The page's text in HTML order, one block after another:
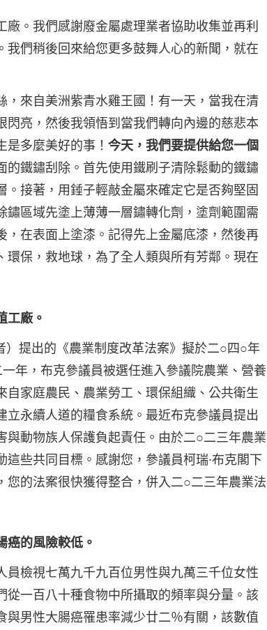
廠。我們感謝廢金屬處理業者協助收集並再利
們稍後回來給您更多鼓舞人心的新聞，就在
來自美洲紫青水雞王國！有一天，當我在清
亮，然後我領悟到當我們轉向內邊的慈悲本
是多麼美好的事！今天，我們要提供給您一個
的鐵鏽刮除。首先使用鐵刷子清除鬆動的鐵鏽
接著，用錘子輕敲金屬來確定它是否夠堅固
區域先塗上薄薄一層鏽轉化劑，塗劑範圍需
在表面上塗漆。記得先上金屬底漆，然後再
保，救地球，為了全人類與所有芳鄰。現在
工廠。
提出的《農業制度改革法案》擬於二○四○年
年，布克參議員被選任進入參議院農業、營養
家庭農民、農業勞工、環保組織、公共衛生
永續人道的糧食系統。最近布克參議員提出
動物族人保護負起責任。由於二○二三年農業
些共同目標。感謝您，參議員柯瑞·布克閣下
的法案很快獲得整合，併入二○二三年農業法
癌的風險較低。
檢視七萬九千九百位男性與九萬三千位女性
一百八十種食物中所攝取的頻率與分量。該
男性大腸癌罹患率減少廿二％有關，該數值